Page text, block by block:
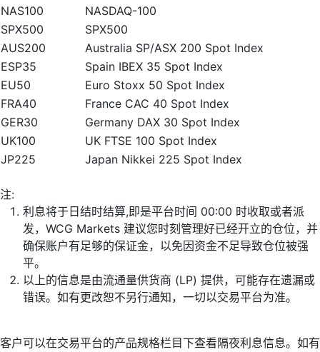
NAS100
NASDAQ-100
SPX500
SPX500
AUS200
Australia SP/ASX 200 Spot Index
ESP35
Spain IBEX 35 Spot Index
EU50
Euro Stoxx 50 Spot Index
FRA40
France CAC 40 Spot Index
GER30
Germany DAX 30 Spot Index
UK100
UK FTSE 100 Spot Index
JP225
Japan Nikkei 225 Spot Index
注:
利息将于日结时结算,即是平台时间 00:00 时收取或者派
发，WCG Markets 建议您时刻管理好已经开立的仓位，并
确保账户有足够的保证金，以免因资金不足导致仓位被强
平。
以上的信息是由流通量供货商 (LP) 提供，可能存在遗漏或
错误。如有更改恕不另行通知，一切以交易平台为准。
客户可以在交易平台的产品规格栏目下查看隔夜利息信息。如有